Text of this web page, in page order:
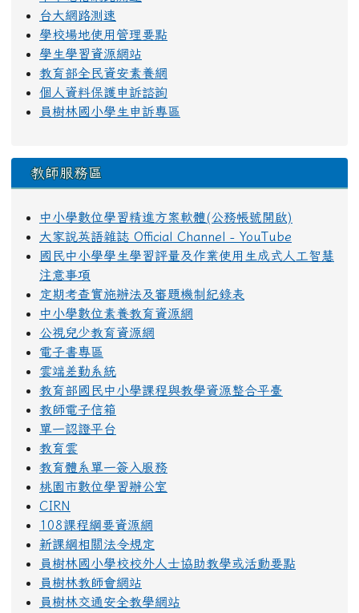
台大網路測速
學校場地使用管理要點
學生學習資源網站
教育部全民資安素養網
個人資料保護申訴諮詢
員樹林國小學生申訴專區
教師服務區
中小學數位學習精進方案軟體(公務帳號開啟)
大家說英語雜誌 Official Channel - YouTube
國民中小學學生學習評量及作業使用生成式人工智慧
注意事項
定期考查實施辦法及審題機制紀錄表
中小學數位素養教育資源網
公視兒少教育資源網
電子書專區
雲端差勤系統
教育部國民中小學課程與教學資源整合平臺
教師電子信箱
單一認證平台
教育雲
教育體系單一簽入服務
桃園市數位學習辦公室
CIRN
108課程綱要資源網
新課綱相關法令規定
員樹林國小學校校外人士協助教學或活動要點
員樹林教師會網站
員樹林交通安全教學網站